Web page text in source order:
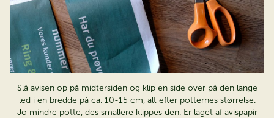
Slå avisen op på midtersiden og klip en side over på den lange
led i en bredde på ca. 10-15 cm, alt efter potternes størrelse.
Jo mindre potte, des smallere klippes den. Er laget af avispapir